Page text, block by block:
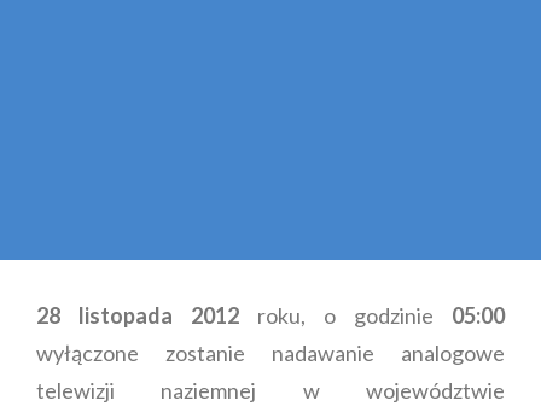
28 listopada 2012 roku, o godzinie 05:00
wyłączone zostanie nadawanie analogowe
telewizji naziemnej w województwie